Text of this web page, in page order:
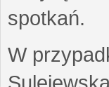
spotkań.
W